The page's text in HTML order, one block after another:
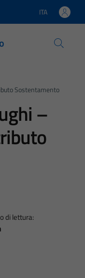
Lingua attiva:
ITA
Sostentamento
–
di lettura: